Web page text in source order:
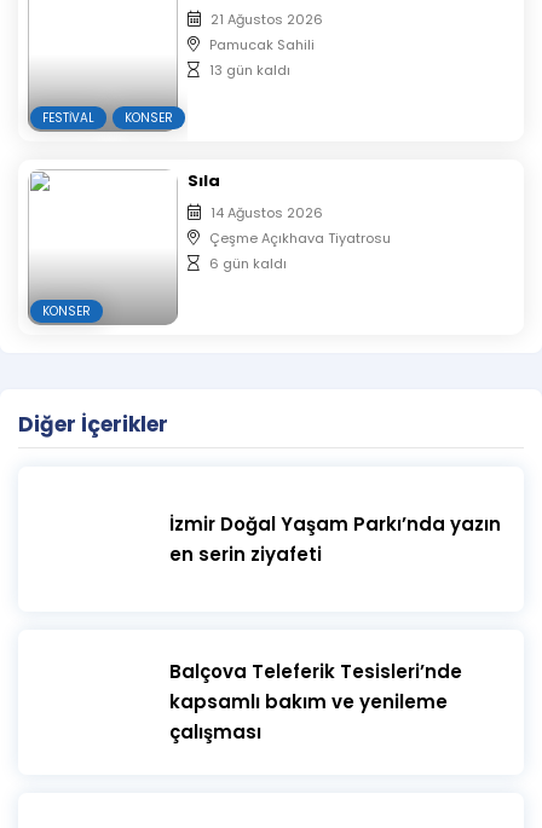
FESTIVAL KONSER
21 Ağustos 2026
Pamucak Sahili
13 gün kaldı
KONSER
Sıla
14 Ağustos 2026
Çeşme Açıkhava Tiyatrosu
6 gün kaldı
Diğer İçerikler
İzmir Doğal Yaşam Parkı’nda yazın
en serin ziyafeti
​Balçova Teleferik Tesisleri’nde
kapsamlı bakım ve yenileme
çalışması